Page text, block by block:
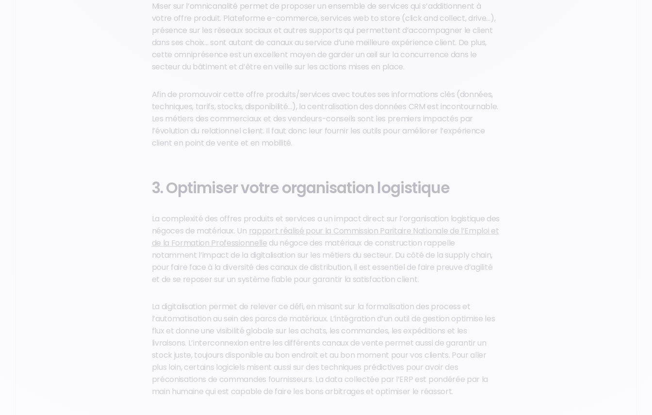
Miser sur l’omnicanalité permet de proposer un ensemble de services qui s’additionnent à
votre offre produit. Plateforme e-commerce, services web to store (click and collect, drive…),
présence sur les réseaux sociaux et autres supports qui permettent d’accompagner le client
dans ses choix… sont autant de canaux au service d’une meilleure expérience client. De plus,
cette omniprésence est un excellent moyen de garder un œil sur la concurrence dans le
secteur du bâtiment et d’être en veille sur les actions mises en place.
Afin de promouvoir cette offre produits/services avec toutes ses informations clés (données,
techniques, tarifs, stocks, disponibilité…), la centralisation des données CRM est incontournable.
Les métiers des commerciaux et des vendeurs-conseils sont les premiers impactés par
l’évolution du relationnel client. Il faut donc leur fournir les outils pour améliorer l’expérience
client en point de vente et en mobilité.
3. Optimiser votre organisation logistique
La complexité des offres produits et services a un impact direct sur l’organisation logistique des
négoces de matériaux. Un rapport réalisé pour la Commission Paritaire Nationale de l’Emploi et
de la Formation Professionnelle du négoce des matériaux de construction rappelle
notamment l’impact de la digitalisation sur les métiers du secteur. Du côté de la supply chain,
pour faire face à la diversité des canaux de distribution, il est essentiel de faire preuve d’agilité
et de se reposer sur un système fiable pour garantir la satisfaction client.
La digitalisation permet de relever ce défi, en misant sur la formalisation des process et
l’automatisation au sein des parcs de matériaux. L’intégration d’un outil de gestion optimise les
flux et donne une visibilité globale sur les achats, les commandes, les expéditions et les
livraisons. L’interconnexion entre les différents canaux de vente permet aussi de garantir un
stock juste, toujours disponible au bon endroit et au bon moment pour vos clients. Pour aller
plus loin, certains logiciels misent aussi sur des techniques prédictives pour avoir des
préconisations de commandes fournisseurs. La data collectée par l’ERP est pondérée par la
main humaine qui est capable de faire les bons arbitrages et optimiser le réassort.